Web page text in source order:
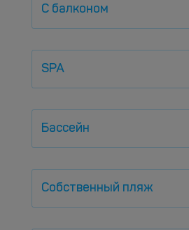
С балконом
SPA
Бассейн
Собственный пляж